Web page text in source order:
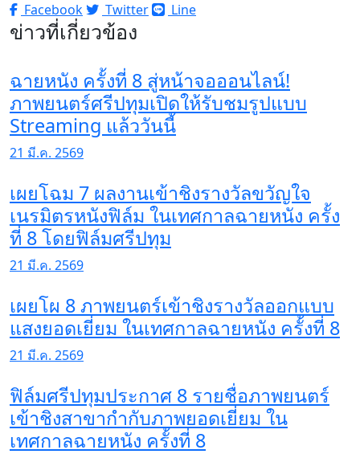
Facebook
Twitter Line
ข่าวที่เกี่ยวข้อง
ฉายหนัง ครั้งที่ 8 สู่หน้าจอออนไลน์!
ภาพยนตร์ศรีปทุมเปิดให้รับชมรูปแบบ
Streaming แล้ววันนี้
21 มี.ค. 2569
เผยโฉม 7 ผลงานเข้าชิงรางวัลขวัญใจ
เนรมิตรหนังฟิล์ม ในเทศกาลฉายหนัง ครั้ง
ที่ 8 โดยฟิล์มศรีปทุม
21 มี.ค. 2569
เผยโผ 8 ภาพยนตร์เข้าชิงรางวัลออกแบบ
แสงยอดเยี่ยม ในเทศกาลฉายหนัง ครั้งที่ 8
21 มี.ค. 2569
ฟิล์มศรีปทุมประกาศ 8 รายชื่อภาพยนตร์
เข้าชิงสาขากำกับภาพยอดเยี่ยม ใน
เทศกาลฉายหนัง ครั้งที่ 8